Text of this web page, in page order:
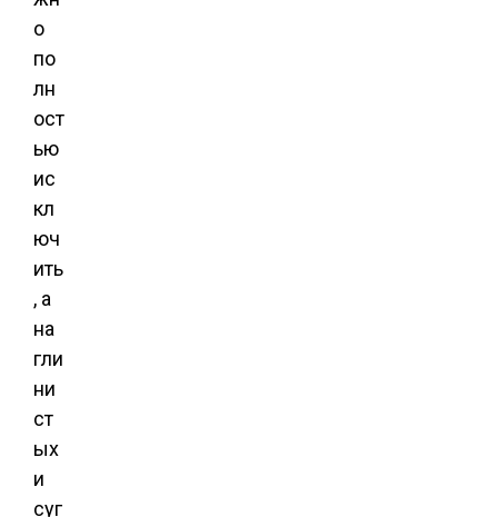
о
по
лн
ост
ью
ис
кл
юч
ить
, а
на
гли
ни
ст
ых
и
суг